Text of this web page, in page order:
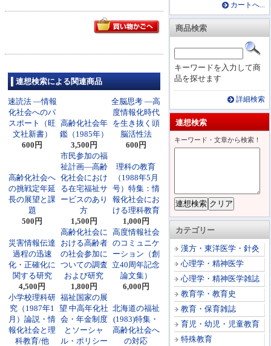
カートへ...
商品検索
キーワードを入力して商
品を探せます
詳細検索
連想検索
キーワード・文章から検索！
カテゴリー
漢方・東洋医学・針灸
心理学・精神医学
心理学・精神医学雑誌
教育学・教育史
教育・保育雑誌
育児・幼児・児童教育
特殊教育
連想検索による関連商品
速読法 ―情報
化社会へのパ
スポート（旺
文社新書）
600円
高齢化社会年
鑑（1985年）
3,500円
全脳思考 ―高
度情報化時代
を生き抜く頭
脳活性法
600円
高齢化社会へ
の挑戦定年延
長の展望と課
題
500円
市民参加の福
祉計画―高齢
化社会におけ
る在宅福祉サ
ービスのあり
方
1,500円
理科の教育
（1988年5月
号）特集：情
報化社会にお
ける理科教育
1,000円
災害情報伝達
過程の迅速
化・正確化に
関する研究
4,500円
高齢化社会に
おける高齢者
の社会参加に
ついての調査
および研究
1,800円
高度情報社会
のコミュニケ
ーション（創
立40周年記念
論文集）
6,000円
小学校理科研
究（1987年1
月）論説・情
報化社会と理
科教育/他
福祉国家の展
望 中高年化社
会・年金制度
とソーシャ
ル・ポリシー
北海道の福祉
(1983)特集・
高齢化社会へ
の対応